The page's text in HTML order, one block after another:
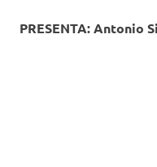
PRESENTA: Antonio